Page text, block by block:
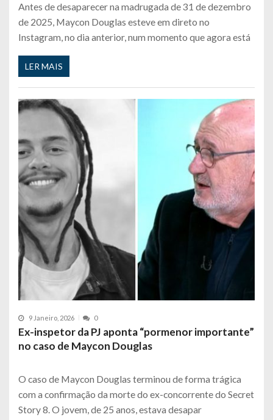
Antes de desaparecer na madrugada de 31 de dezembro
de 2025, Maycon Douglas esteve em direto no
Instagram, no dia anterior, num momento que agora está
LER MAIS
9 Janeiro, 2026 0
Ex-inspetor da PJ aponta “pormenor importante”
no caso de Maycon Douglas
O caso de Maycon Douglas terminou de forma trágica
com a confirmação da morte do ex-concorrente do Secret
Story 8. O jovem, de 25 anos, estava desapar